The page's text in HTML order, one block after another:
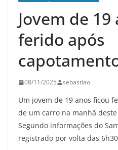
Jovem de
ferido após
08/11/2025 sebastiao
Um jovem de 19 anos ficou
de um carro na manhã
Segundo informações do
registrado por volta das